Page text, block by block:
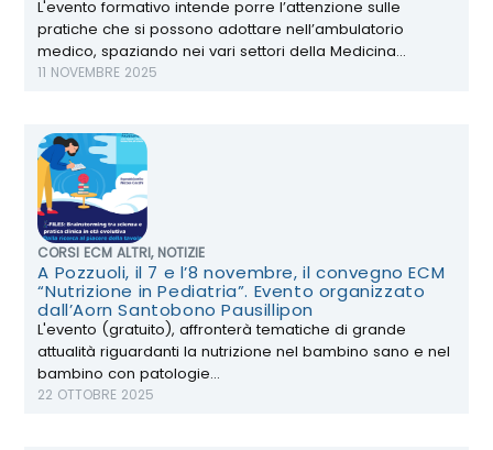
L'evento formativo intende porre l’attenzione sulle
pratiche che si possono adottare nell’ambulatorio
medico, spaziando nei vari settori della Medicina...
11 NOVEMBRE 2025
CORSI ECM ALTRI, NOTIZIE
A Pozzuoli, il 7 e l’8 novembre, il convegno ECM
“Nutrizione in Pediatria”. Evento organizzato
dall’Aorn Santobono Pausillipon
L'evento (gratuito), affronterà tematiche di grande
attualità riguardanti la nutrizione nel bambino sano e nel
bambino con patologie...
22 OTTOBRE 2025